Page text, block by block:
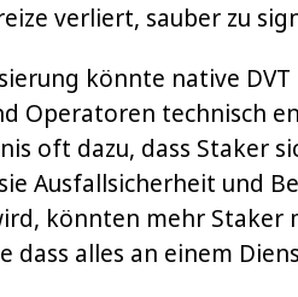
verliert, sauber zu
könnte native
Operatoren technisch
oft dazu, dass Staker
Ausfallsicherheit und
könnten mehr Staker
dass alles an einem